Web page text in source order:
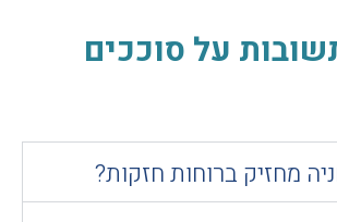
על סוככים
מחזיק ברוחות חזקות?